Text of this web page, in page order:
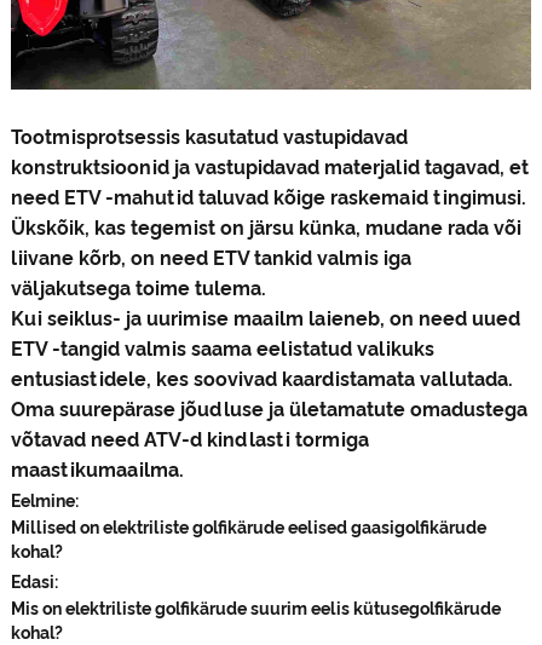
Tootmisprotsessis kasutatud vastupidavad
konstruktsioonid ja vastupidavad materjalid tagavad, et
need ETV -mahutid taluvad kõige raskemaid tingimusi.
Ükskõik, kas tegemist on järsu künka, mudane rada või
liivane kõrb, on need ETV tankid valmis iga
väljakutsega toime tulema.
Kui seiklus- ja uurimise maailm laieneb, on need uued
ETV -tangid valmis saama eelistatud valikuks
entusiastidele, kes soovivad kaardistamata vallutada.
Oma suurepärase jõudluse ja ületamatute omadustega
võtavad need ATV-d kindlasti tormiga
maastikumaailma.
Eelmine:
Millised on elektriliste golfikärude eelised gaasigolfikärude
kohal?
Edasi:
Mis on elektriliste golfikärude suurim eelis kütusegolfikärude
kohal?